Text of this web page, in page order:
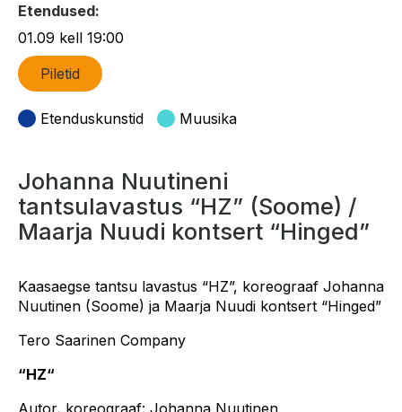
Etendused:
01.09 kell 19:00
Piletid
Etenduskunstid Muusika
Johanna Nuutineni
tantsulavastus “HZ” (Soome) /
Maarja Nuudi kontsert “Hinged”
Kaasaegse tantsu lavastus “HZ”, koreograaf Johanna
Nuutinen (Soome) ja Maarja Nuudi kontsert “Hinged”
Tero Saarinen Company
“HZ“
Autor, koreograaf: Johanna Nuutinen